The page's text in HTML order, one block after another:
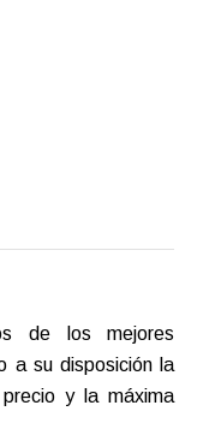
de los mejores
a su disposición la
y la máxima